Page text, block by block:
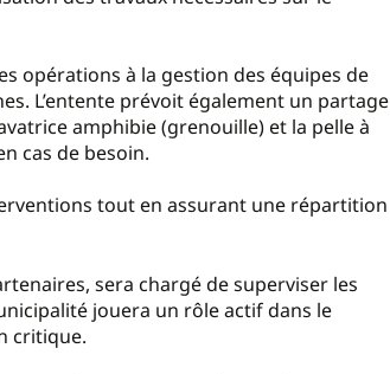
opérations à la gestion des équipes de
L’entente prévoit également un partage
amphibie (grenouille) et la pelle à
cas de besoin.
tout en assurant une répartition
sera chargé de superviser les
jouera un rôle actif dans le
critique.